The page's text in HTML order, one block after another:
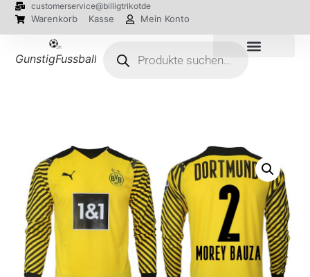
customerservice@billigtrikotde
Warenkorb Kasse Mein Konto
GunstigFussballTrikot